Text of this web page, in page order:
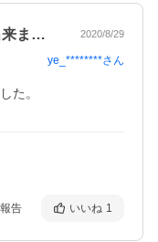
タイミングよく購入することが出来ました… 2020/8/29
ye_********さん
た。
告 いいね 1